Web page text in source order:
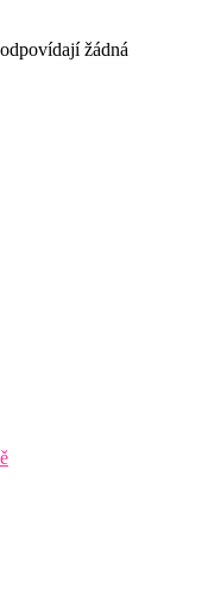
žádná